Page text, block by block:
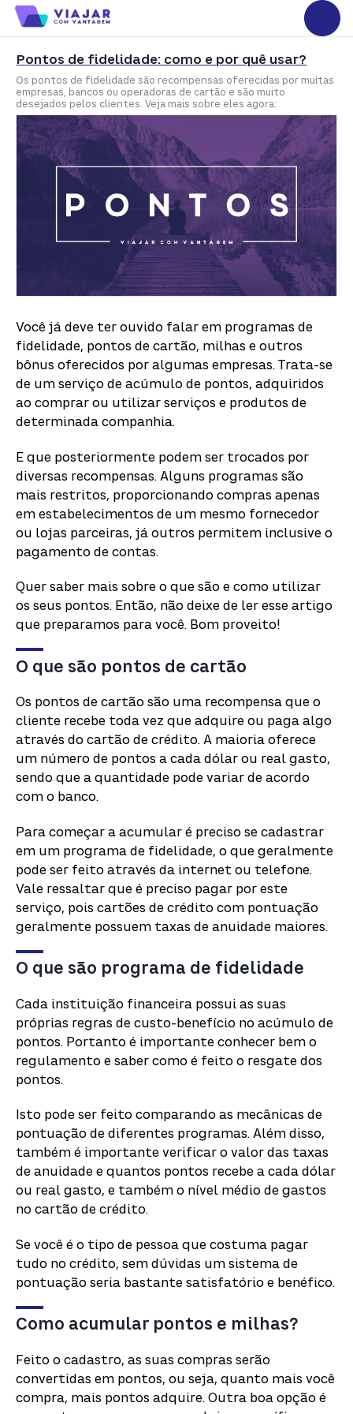
Pontos de fidelidade: como e por quê usar?
Os pontos de fidelidade são recompensas oferecidas por muitas
empresas, bancos ou operadoras de cartão e são muito
desejados pelos clientes. Veja mais sobre eles agora:
Você já deve ter ouvido falar em programas de
fidelidade, pontos de cartão, milhas e outros
bônus oferecidos por algumas empresas. Trata-se
de um serviço de acúmulo de pontos, adquiridos
ao comprar ou utilizar serviços e produtos de
determinada companhia.
E que posteriormente podem ser trocados por
diversas recompensas. Alguns programas são
mais restritos, proporcionando compras apenas
em estabelecimentos de um mesmo fornecedor
ou lojas parceiras, já outros permitem inclusive o
pagamento de contas.
Quer saber mais sobre o que são e como utilizar
os seus pontos. Então, não deixe de ler esse artigo
que preparamos para você. Bom proveito!
O que são pontos de cartão
Os pontos de cartão são uma recompensa que o
cliente recebe toda vez que adquire ou paga algo
através do cartão de crédito. A maioria oferece
um número de pontos a cada dólar ou real gasto,
sendo que a quantidade pode variar de acordo
com o banco.
Para começar a acumular é preciso se cadastrar
em um programa de fidelidade, o que geralmente
pode ser feito através da internet ou telefone.
Vale ressaltar que é preciso pagar por este
serviço, pois cartões de crédito com pontuação
geralmente possuem taxas de anuidade maiores.
O que são programa de fidelidade
Cada instituição financeira possui as suas
próprias regras de custo-benefício no acúmulo de
pontos. Portanto é importante conhecer bem o
regulamento e saber como é feito o resgate dos
pontos.
Isto pode ser feito comparando as mecânicas de
pontuação de diferentes programas. Além disso,
também é importante verificar o valor das taxas
de anuidade e quantos pontos recebe a cada dólar
ou real gasto, e também o nível médio de gastos
no cartão de crédito.
Se você é o tipo de pessoa que costuma pagar
tudo no crédito, sem dúvidas um sistema de
pontuação seria bastante satisfatório e benéfico.
Como acumular pontos e milhas?
Feito o cadastro, as suas compras serão
convertidas em pontos, ou seja, quanto mais você
compra, mais pontos adquire. Outra boa opção é